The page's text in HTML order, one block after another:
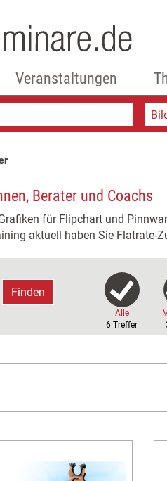
Veranstaltungen
Berater und Coachs
für Flipchart und
aktuell haben Sie Flatrate-
Finden
Alle
6Treffer